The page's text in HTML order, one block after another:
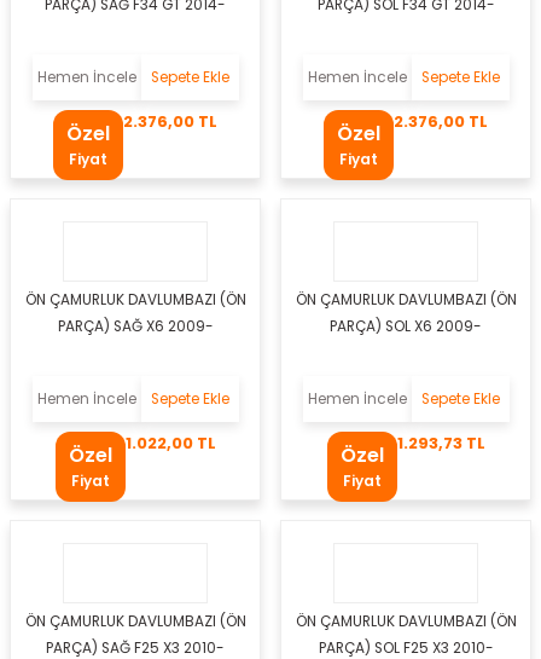
Lambaları
PARÇA) SAĞ F34 GT 2014-
Hemen İncele Sepete Ekle
Özel
Fiyat
2.376,00 TL
PARÇA) SOL F34 GT 2014-
Hemen İncele Sepete Ekle
Özel
Fiyat
2.376,00 TL
ÖN ÇAMURLUK DAVLUMBAZI (ÖN
PARÇA) SAĞ X6 2009-
Hemen İncele Sepete Ekle
Özel
Fiyat
1.022,00 TL
ÖN ÇAMURLUK DAVLUMBAZI (ÖN
PARÇA) SOL X6 2009-
Hemen İncele Sepete Ekle
Özel
Fiyat
1.293,73 TL
ÖN ÇAMURLUK DAVLUMBAZI (ÖN
PARÇA) SAĞ F25 X3 2010-
ÖN ÇAMURLUK DAVLUMBAZI (ÖN
PARÇA) SOL F25 X3 2010-